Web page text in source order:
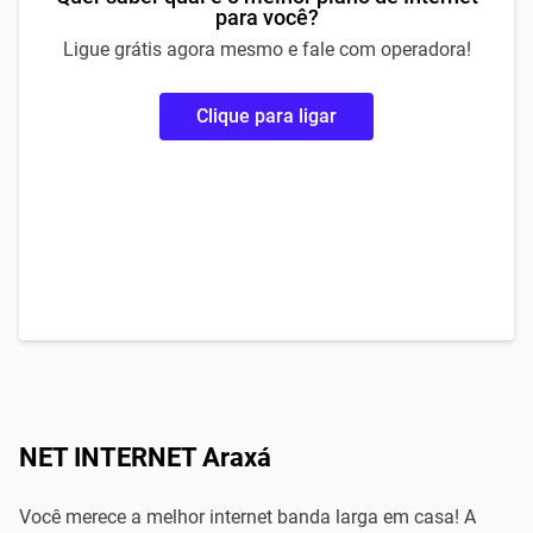
para você?
Ligue grátis agora mesmo e fale com operadora!
Clique para ligar
NET INTERNET Araxá
Você merece a melhor internet banda larga em casa! A